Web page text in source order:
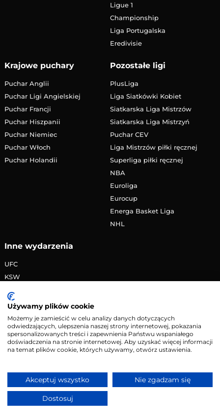
Ligue 1
Championship
Liga Portugalska
Eredivisie
Krajowe puchary
Puchar Anglii
Puchar Ligi Angielskiej
Puchar Francji
Puchar Hiszpanii
Puchar Niemiec
Puchar Włoch
Puchar Holandii
Pozostałe ligi
PlusLiga
Liga Siatkówki Kobiet
Siatkarska Liga Mistrzów
Siatkarska Liga Mistrzyń
Puchar CEV
Liga Mistrzów piłki ręcznej
Superliga piłki ręcznej
NBA
Euroliga
Eurocup
Energa Basket Liga
NHL
Inne wydarzenia
UFC
KSW
PRIME MMA
Żużlowa Ekstraliga
Speedway Grand Prix
Skoki narciarskie
Kontakt•Reklama• Polityka prywatności
Serwis wyłącznie dla osób powyżej 18 lat. Hazard może
Używamy plików cookie
Możemy je zamieścić w celu analizy danych dotyczących
odwiedzających, ulepszenia naszej strony internetowej, pokazania
spersonalizowanych treści i zapewnienia Państwu wspaniałego
doświadczenia na stronie internetowej. Aby uzyskać więcej informacji
na temat plików cookie, których używamy, otwórz ustawienia.
Akceptuj wszystko Nie zgadzam się
Dostosuj